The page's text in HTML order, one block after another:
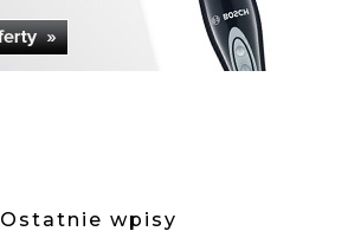
Ostatnie wpisy